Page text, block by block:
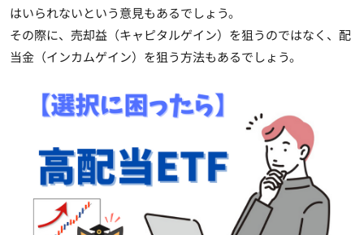
はいられないという意見もあるでしょう。
その際に、売却益（キャピタルゲイン）を狙うのではなく、配
当金（インカムゲイン）を狙う方法もあるでしょう。